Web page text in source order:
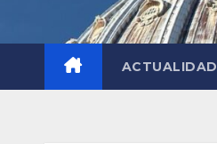
ACTUALIDAD